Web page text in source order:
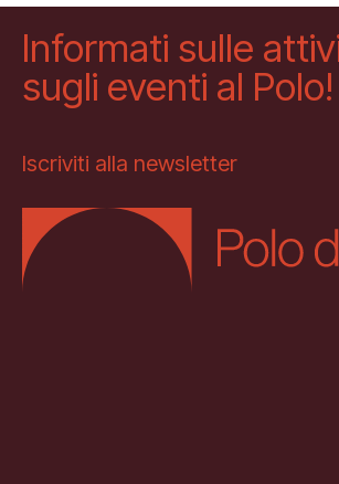
Informati sulle
sugli eventi al Polo!
Iscriviti alla newsletter